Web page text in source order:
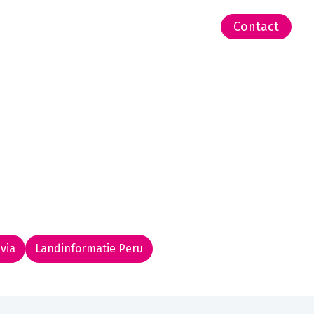
Contact
Landinformatie Peru